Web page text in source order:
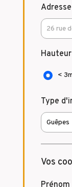
<
Type
Vos